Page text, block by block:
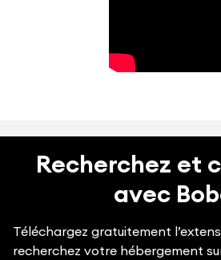
Recherchez et
avec
Téléchargez gratuitement
recherchez votre hébergement